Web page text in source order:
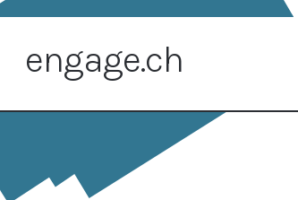
engage.ch